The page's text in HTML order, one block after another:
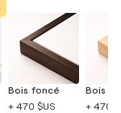
Bois foncé
+ 470 $US
Bois
+ 470